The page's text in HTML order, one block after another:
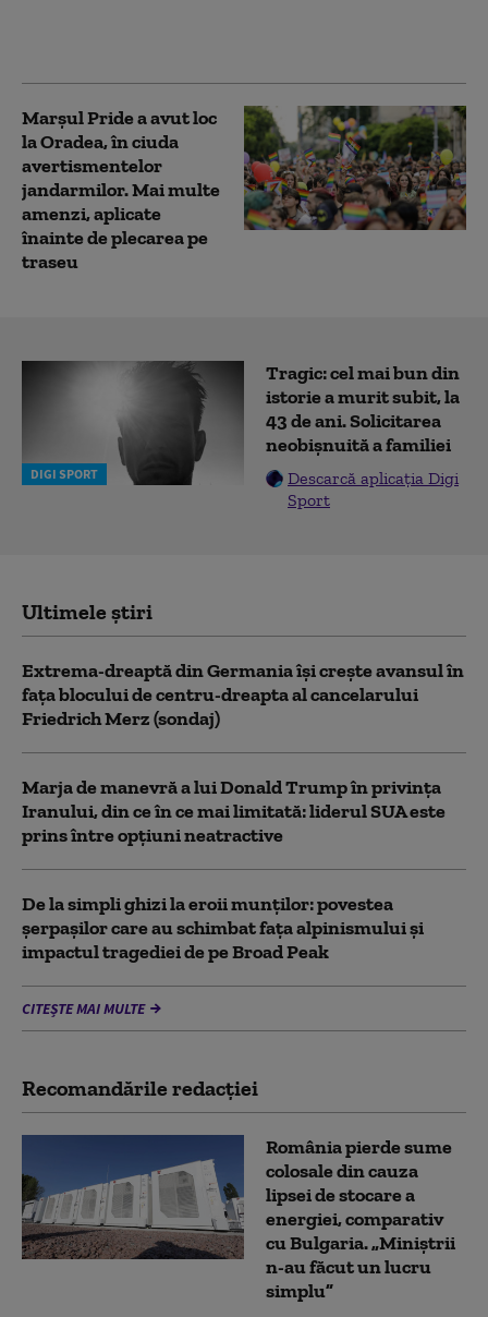
Marșul Pride a avut loc
la Oradea, în ciuda
avertismentelor
jandarmilor. Mai multe
amenzi, aplicate
înainte de plecarea pe
traseu
DIGI SPORT
Tragic: cel mai bun din
istorie a murit subit, la
43 de ani. Solicitarea
neobișnuită a familiei
Descarcă aplicația Digi
Sport
Ultimele știri
Extrema-dreaptă din Germania îşi creşte avansul în
faţa blocului de centru-dreapta al cancelarului
Friedrich Merz (sondaj)
Marja de manevră a lui Donald Trump în privința
Iranului, din ce în ce mai limitată: liderul SUA este
prins între opțiuni neatractive
De la simpli ghizi la eroii munților: povestea
șerpașilor care au schimbat fața alpinismului și
impactul tragediei de pe Broad Peak
CITEȘTE MAI MULTE
Recomandările redacţiei
România pierde sume
colosale din cauza
lipsei de stocare a
energiei, comparativ
cu Bulgaria. „Miniștrii
n-au făcut un lucru
simplu”